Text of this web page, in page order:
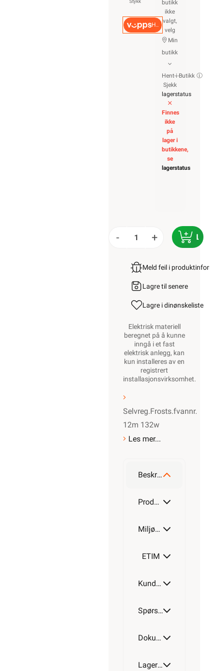
Stykk
Hurtigkasse
butikk
ikke
valgt,
velg
Min
butikk
Hent-i-Butikk
Sjekk
lagerstatus
Finnes
ikke
på
lager i
butikkene,
se
lagerstatus
- +
Meld feil i
Lagre til senere
Lagre i dinønskeliste
Elektrisk materiell
beregnet på å kunne
inngå i et fast
elektrisk anlegg, kan
kun installeres av en
registrert
installasjonsvirksomhet.
Selvreg.Frosts.fvannr.
12m 132w
Les mer...
Beskrivelse
Produktdetaljer
Miljøparametere
ETIM
Kundeomtale
Spørsmål og svar
Dokumentasjon
Lagerstatus